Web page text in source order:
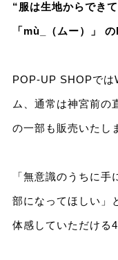
“服は生地からでき
「mù_（ムー）」
POP-UP SHOPでは
ム、通常は神宮前の
の一部も販売いたし
「無意識のうちに
部になってほしい」
体感していただける